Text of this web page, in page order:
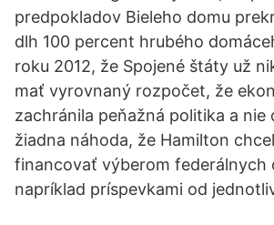
predpokladov Bieleho domu
dlh 100 percent hrubého
roku 2012, že Spojené štáty už
mať vyrovnaný rozpočet, že
zachránila peňažná politika a nie
žiadna náhoda, že Hamilton
financovať výberom federálnych
napríklad príspevkami od